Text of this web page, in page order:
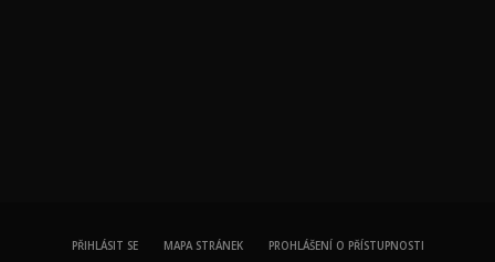
PŘIHLÁSIT SE MAPA STRÁNEK PROHLÁŠENÍ O PŘÍSTUPNOSTI